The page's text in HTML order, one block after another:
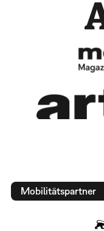
Mobilitätspartner